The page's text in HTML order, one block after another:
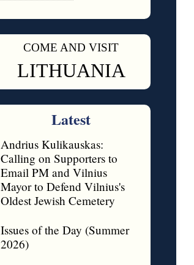
COME AND VISIT
LITHUANIA
Latest
Andrius Kulikauskas:
Calling on Supporters to
Email PM and Vilnius
Mayor to Defend Vilnius's
Oldest Jewish Cemetery
Issues of the Day (Summer
2026)